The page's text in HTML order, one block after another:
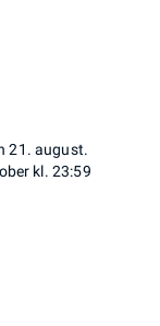
21. august.
kl. 23:59